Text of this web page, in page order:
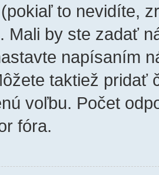
to nevidíte,
Mali by ste zadať
napísaním
taktiež pridať
voľbu. Počet
fóra.